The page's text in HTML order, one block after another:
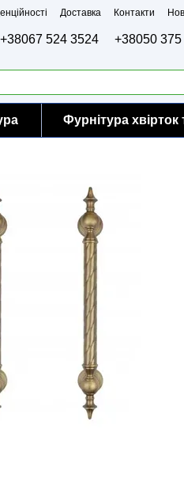
Доставка Контакти
+38067 524 3524 +38050
Фурнітура хвірток